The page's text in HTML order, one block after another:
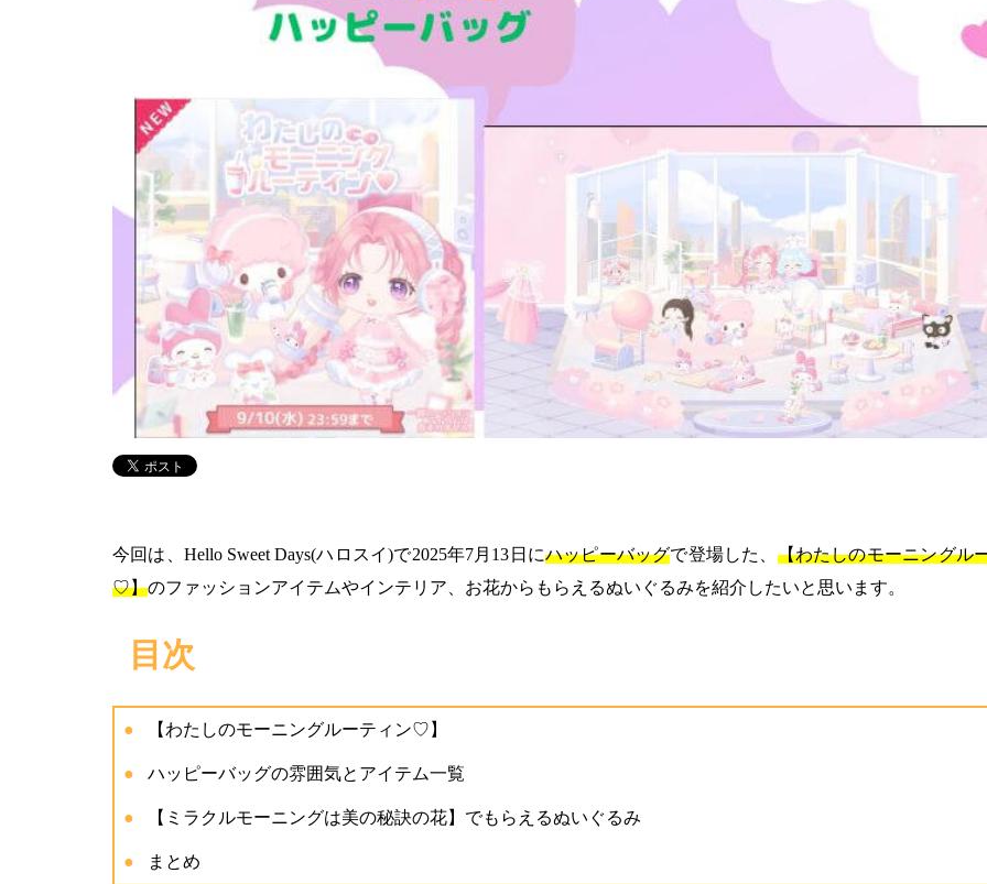
今回は、Hello Sweet Days(ハロスイ)で2025年7月13日にハッピーバッグで登場した、 【わたしのモーニングル
♡】のファッションアイテムやインテリア、お花からもらえるぬいぐるみを紹介したいと思います。
目次
【わたしのモーニングルーティン♡】
ハッピーバッグの雰囲気とアイテム一覧
【ミラクルモーニングは美の秘訣の花】でもらえるぬいぐるみ
まとめ